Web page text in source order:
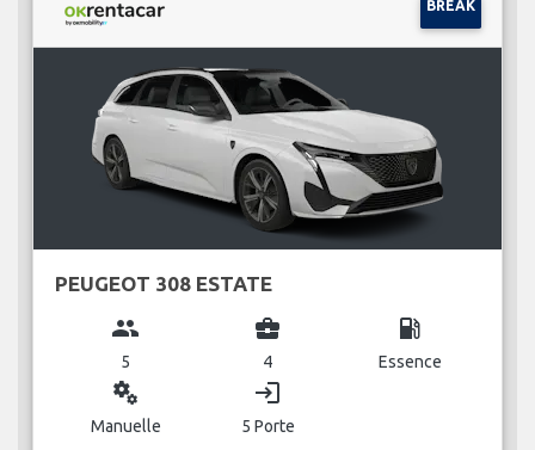
BREAK
PEUGEOT 308 ESTATE
group
5
business_center
4
local_gas_station
Essence
miscellaneous_services
Manuelle
login
5 Porte